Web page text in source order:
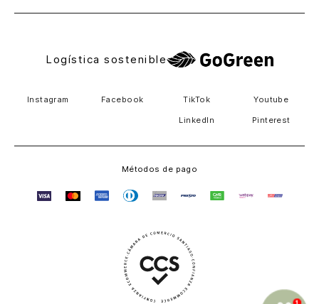
Logística sostenible
Instagram Facebook TikTok Youtube
LinkedIn Pinterest
Métodos de pago